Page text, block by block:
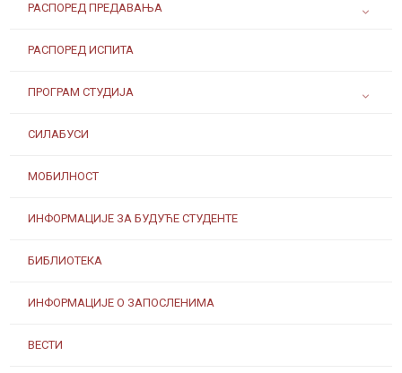
РАСПОРЕД ПРЕДАВАЊА
РАСПОРЕД ИСПИТА
ПРОГРАМ СТУДИЈА
СИЛАБУСИ
МОБИЛНОСТ
ИНФОРМАЦИЈЕ ЗА БУДУЋЕ СТУДЕНТЕ
БИБЛИОТЕКА
ИНФОРМАЦИЈЕ О ЗАПОСЛЕНИМА
ВЕСТИ